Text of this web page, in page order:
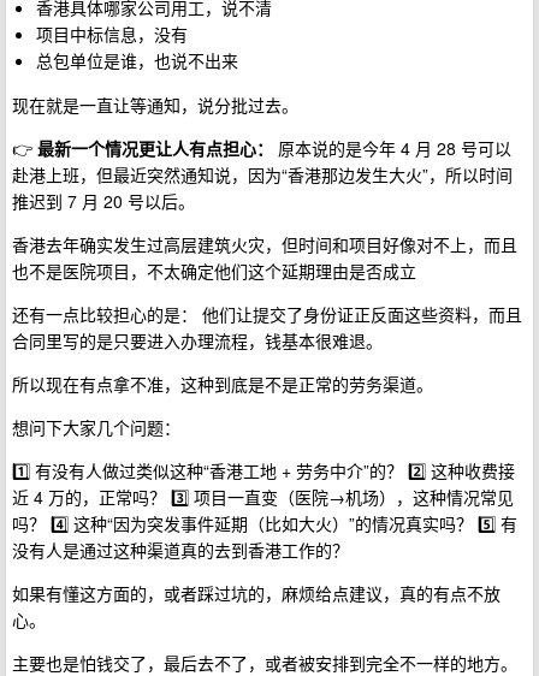
香港具体哪家公司用工，说不清
项目中标信息，没有
总包单位是谁，也说不出来
现在就是一直让等通知，说分批过去。
👉 最新一个情况更让人有点担心：
原本说的是今年 4 月 28 号可以
赴港上班，但最近突然通知说，因为“香港那边发生大火”，所以时间
推迟到 7 月 20 号以后。
香港去年确实发生过高层建筑火灾，但时间和项目好像对不上，而且
也不是医院项目，不太确定他们这个延期理由是否成立
还有一点比较担心的是： 他们让提交了身份证正反面这些资料，而且
合同里写的是只要进入办理流程，钱基本很难退。
所以现在有点拿不准，这种到底是不是正常的劳务渠道。
想问下大家几个问题：
1️⃣ 有没有人做过类似这种“香港工地 + 劳务中介”的？ 2️⃣ 这种收费接
近 4 万的，正常吗？ 3️⃣ 项目一直变（医院→机场），这种情况常见
吗？ 4️⃣ 这种“因为突发事件延期（比如大火）”的情况真实吗？ 5️⃣ 有
没有人是通过这种渠道真的去到香港工作的？
如果有懂这方面的，或者踩过坑的，麻烦给点建议，真的有点不放
心。
主要也是怕钱交了，最后去不了，或者被安排到完全不一样的地方。